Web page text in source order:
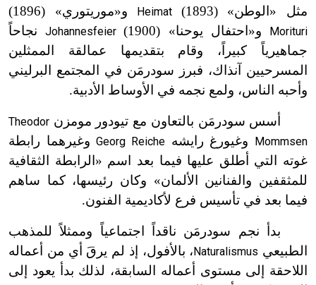
مثل «الوطن» (1893)
Heimat و«موريتوري» (1896)
Morituri و«احتفال يوحنا» (1900) Johannesfeierنجاحاً
جماهيرياً كبيراً، وقام بتقديمها عمالقة الممثلين
المسرحيين آنذاك، فبرز سودرمَن في المجتمع البرليني
وأحبه الناس، ولمع نجمه في الأوساط الأدبية.
أسس سودرمَن بالتعاون مع تيودور مومزن Theodor
Mommsen
وغيورغ رايشه Georg Reicheوغيرهما رابطة
غوته التي أطلق عليها فيما بعد اسم «الرابطة الثقافية
للمثقفين والفنانين الألمان» وكان رئيسها، كما ساهم
فيما بعد في تأسيس فرع لأكاديمية الفنون.
بدأ نجم سودرمَن ناقداً اجتماعياً وممثلاً للمذهب
الطبيعي Naturalismus ، بالأفول، إذ لم يرقَ أي من أعماله
اللاحقة إلى مستوى أعماله السابقة، لذلك بدأ يعود إلى